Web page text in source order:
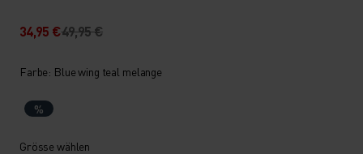
34,95 €49,95 €
Farbe: Blue wing teal melange
%
Grösse wählen